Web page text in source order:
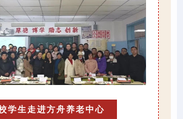
学生走进方舟养老中心